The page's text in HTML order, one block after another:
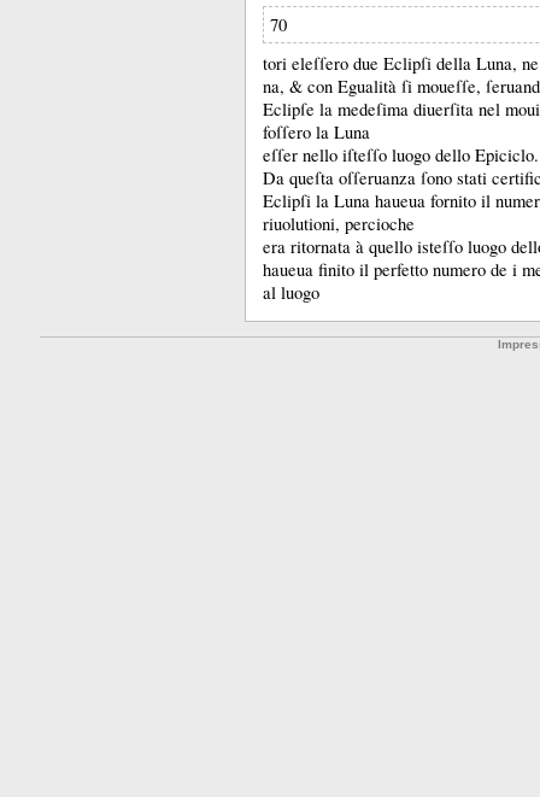
70
tori eleſſero due Eclipſi della Luna,
na, & con Egualità ſi moueſſe,
Eclipſe la medeſima diuerſita nel
foſſero la Luna
eſſer nello iſteſſo luogo dello Epiciclo.
Da queſta oſſeruanza ſono stati
Eclipſi la Luna haueua fornito il
riuolutioni, percioche
era ritornata à quello isteſſo luogo
haueua finito il perfetto numero de i
al luogo